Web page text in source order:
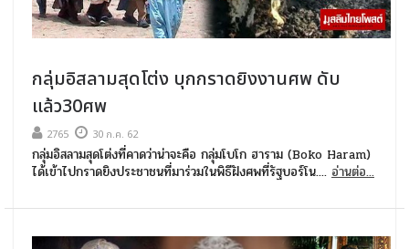
กลุ่มอิสลามสุดโต่ง บุกกราดยิงงานศพ ดับ
แล้ว30ศพ
2765 30 ก.ค. 62
กลุ่มอิสลามสุดโต่งที่คาดว่าน่าจะคือ กลุ่มโบโก ฮาราม (Boko Haram)
ได้เข้าไปกราดยิงประชาชนที่มาร่วมในพิธีฝังศพที่รัฐบอร์โน.... อ่านต่อ...